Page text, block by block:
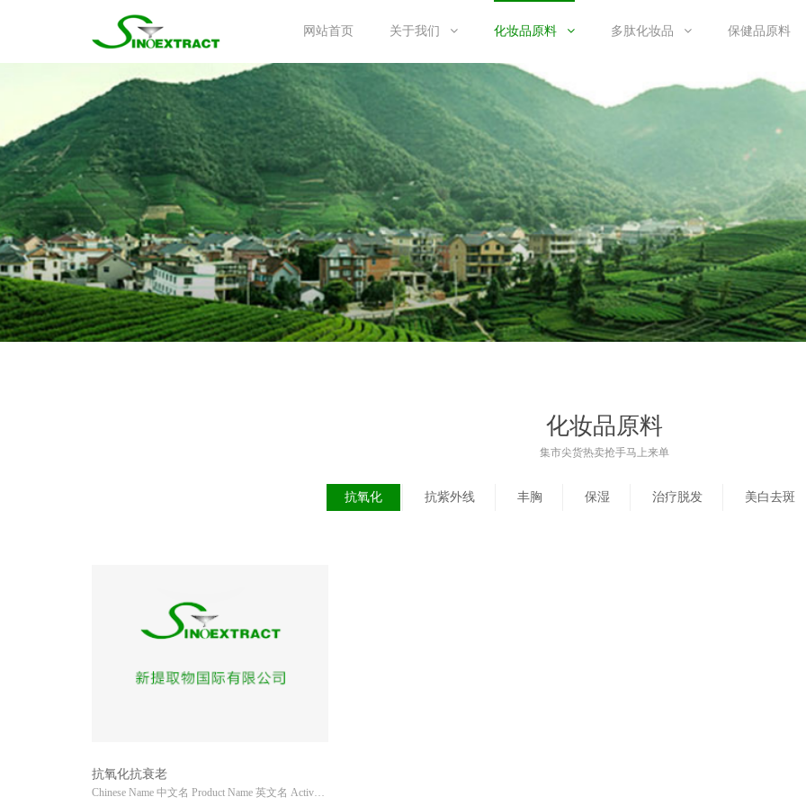
网站首页 关于我们 化妆品原料 多肽化妆品 保健品原料
化妆品原料
集市尖货热卖抢手马上来单
抗氧化 抗紫外线 丰胸 保湿 治疗脱发 美白去斑
抗氧化抗衰老
Chinese Name 中文名 Product Name 英文名 Active Ingredie...